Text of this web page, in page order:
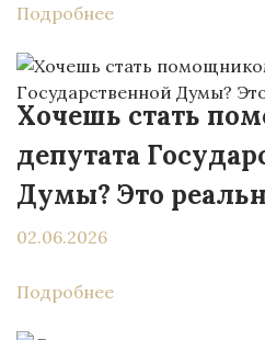
Подробнее
Хочешь стать
депутата
Думы? Это
02.06.2026
Подробнее